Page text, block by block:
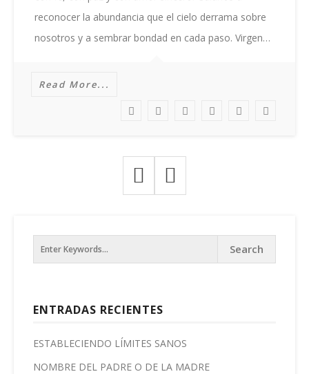
reconocer la abundancia que el cielo derrama sobre
nosotros y a sembrar bondad en cada paso. Virgen…
Read More...
ENTRADAS RECIENTES
ESTABLECIENDO LÍMITES SANOS
NOMBRE DEL PADRE O DE LA MADRE